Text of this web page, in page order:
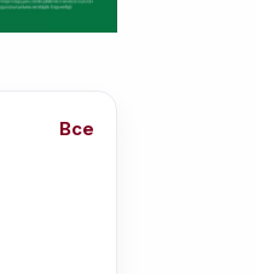
Все